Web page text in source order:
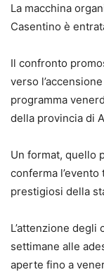
La macchina
Casentino è
Il confronto
verso
programma
della provincia di
Un format, quello
conferma
prestigiosi della
L’attenzione
settimane alle
aperte fino a